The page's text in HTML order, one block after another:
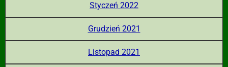
Styczeń 2022
Grudzień 2021
Listopad 2021